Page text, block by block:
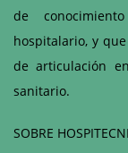
de
hospitalario, y
de articulación
sanitario.
SOBRE